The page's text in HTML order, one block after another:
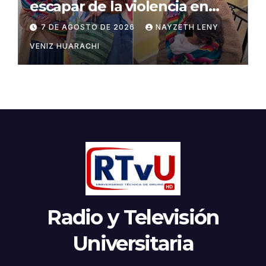
escapar de la violencia en
Potosí
7 DE AGOSTO DE 2026 NAYZETH LENY
VENIZ HUARACHI
Radio y Televisión
Universitaria